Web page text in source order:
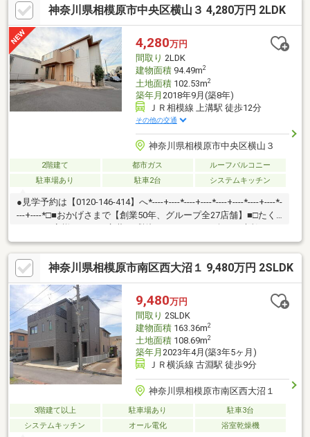
神奈川県相模原市中央区横山３ 4,280万円 2LDK
4,280万円
間取り 2LDK
建物面積94.49m2
土地面積102.53m2
築年月 2018年9月(築8年)
ＪＲ相模線 上溝駅 徒歩12分
その他の交通
神奈川県相模原市中央区横山３
2階建て 都市ガス
ルーフバルコニー
駐車場あり
駐車2台 システムキッチン
●見学予約は【0120-146-414】へ*----+----*----+----*----+----*----+----*-
---+----*□■おかげさまで【創業50年、グループ全27店舗】■□たく
家探しをお約束します。お家探しを始めてみようと思われたらま
ずは、お気軽に東宝ハウス町田に相談してみませんか？何も決ま
っていなくて大丈夫！まずはお客様の夢をお聞かせください！
「行って良かったね」と思っていただけるように、スタッフ一同
【夢に人に住まいに本気です！】お客様のお問合せをお待ちして
おります☆
神奈川県相模原市南区西大沼１ 9,480万円 2SLDK
9,480万円
間取り 2SLDK
建物面積163.36m2
土地面積108.69m2
築年月 2023年4月(築3年5ヶ月)
ＪＲ横浜線 古淵駅 徒歩9分
神奈川県相模原市南区西大沼１
3階建て以上 駐車場あり
駐車3台
システムキッチン
オール電化 浴室乾燥機